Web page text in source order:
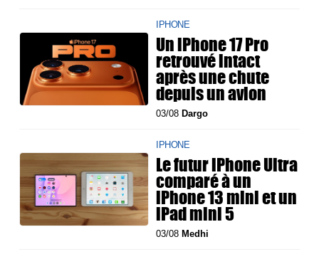
IPHONE
Un iPhone 17 Pro
retrouvé intact
après une chute
depuis un avion
03/08 Dargo
IPHONE
Le futur iPhone Ultra
comparé à un
iPhone 13 mini et un
iPad mini 5
03/08 Medhi